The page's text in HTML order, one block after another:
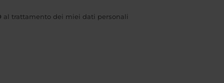
al trattamento dei miei dati personali